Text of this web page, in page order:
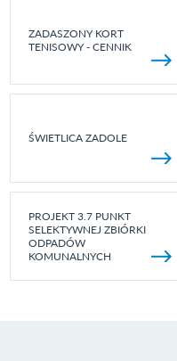
ZADASZONY KORT
TENISOWY - CENNIK
ŚWIETLICA ZADOLE
PROJEKT 3.7 PUNKT
SELEKTYWNEJ ZBIÓRKI
ODPADÓW
KOMUNALNYCH